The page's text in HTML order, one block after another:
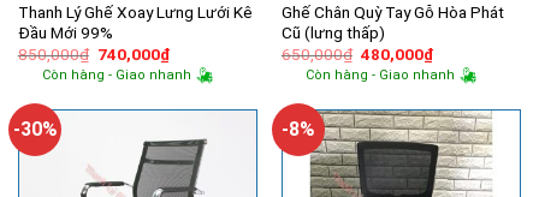
Thanh Lý Ghế Xoay Lưng Lưới Kê
Đầu Mới 99%
850,000₫ Giá
gốc
là:
740,000₫Giá
hiện
tại
740,000₫.
Còn hàng - Giao nhanh
Ghế Chân Quỳ Tay Gỗ Hòa Phát
Cũ (lưng thấp)
650,000₫ Giá
gốc
là:
480,000₫Giá
hiện
tại
480,000₫.
Còn hàng - Giao nhanh
-30% -8%